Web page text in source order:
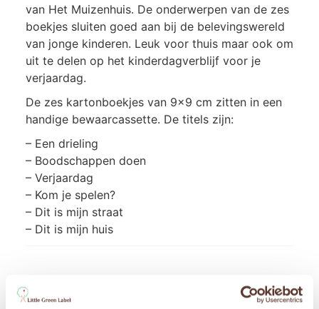
van Het Muizenhuis. De onderwerpen van de zes
boekjes sluiten goed aan bij de belevingswereld
van jonge kinderen. Leuk voor thuis maar ook om
uit te delen op het kinderdagverblijf voor je
verjaardag.
De zes kartonboekjes van 9×9 cm zitten in een
handige bewaarcassette. De titels zijn:
– Een drieling
– Boodschappen doen
– Verjaardag
– Kom je spelen?
– Dit is mijn straat
– Dit is mijn huis
Aanvullende informatie